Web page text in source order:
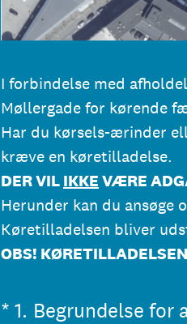
I forbindelse med
Møllergade for kørende
Har du kørsels-ærinder
kræve en køretilladelse.
DER VILIKKEVÆRE
Herunder kan du ansøge
Køretilladelsen bliver
OBS! KØRETILLADELSEN
* 1. Begrundelse for
(påkrævet)